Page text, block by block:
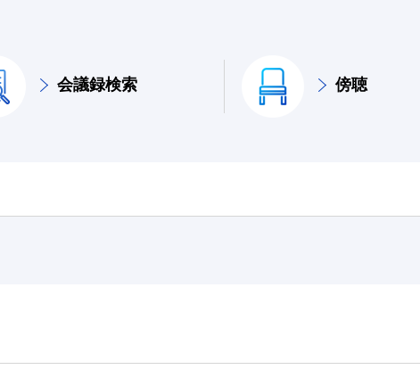
会議録検索 傍聴